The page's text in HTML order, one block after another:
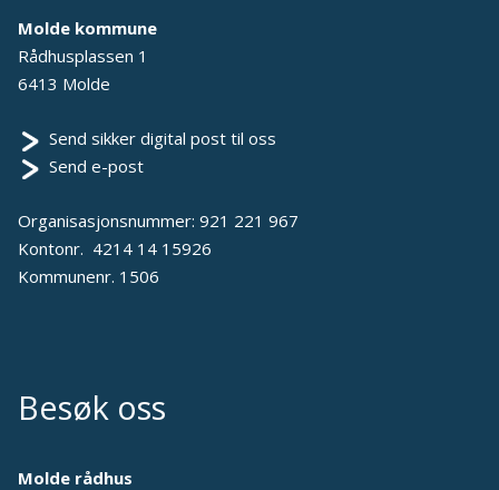
Molde kommune
Rådhusplassen 1
6413 Molde
Send sikker digital post til oss
Send e-post
Organisasjonsnummer: 921 221 967
Kontonr. 4214 14 15926
Kommunenr. 1506
Besøk oss
Molde rådhus